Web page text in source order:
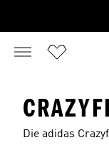
Die adidas